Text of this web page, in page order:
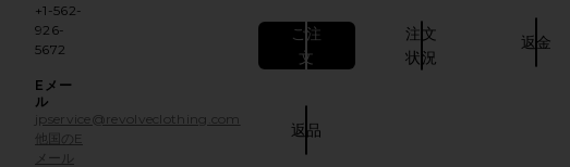
+1-562-
926-
5672
Eメー
ル
jpservice@revolveclothing.com
他国のE
メール
ご注
文
has been selected
注文
状況
返金
返品